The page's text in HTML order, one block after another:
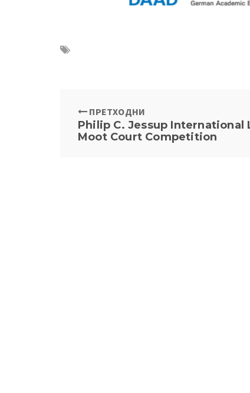
ПРЕТХОДНИ
Philip C. Jessup International
Moot Court Competition